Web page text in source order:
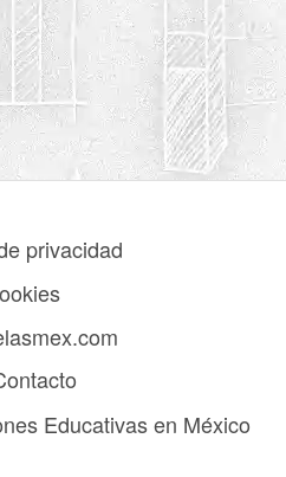
privacidad
Educativas en México